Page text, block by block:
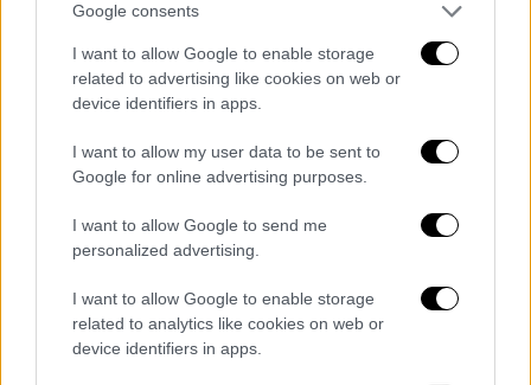
Google consents
I want to allow Google to enable storage
related to advertising like cookies on web or
device identifiers in apps.
I want to allow my user data to be sent to
Google for online advertising purposes.
I want to allow Google to send me
personalized advertising.
I want to allow Google to enable storage
related to analytics like cookies on web or
device identifiers in apps.
Μάλιστα έγινε και σύσταση στους
τηλεοπτικούς σταθμούς να προσαρμοστούν
στα συγκεκριμένα κριτήρια, μειώνοντας
στον απολύτως απαραίτητο αριθμό τους
παρουσιαστές εκπομπών και τους
προσκεκλημένους που βρίσκονται στο
επιτρέπονται, πόσω μάλλον που η Επιτροπή
των Επιδημιολόγων ομόφωνα απέρριψε το
σχετικό αίτημα, βασισμένη τόσο σε
επιδημιολογικά αλλά και σε κριτήρια
αποφυγής περιττών μετακινήσεων.